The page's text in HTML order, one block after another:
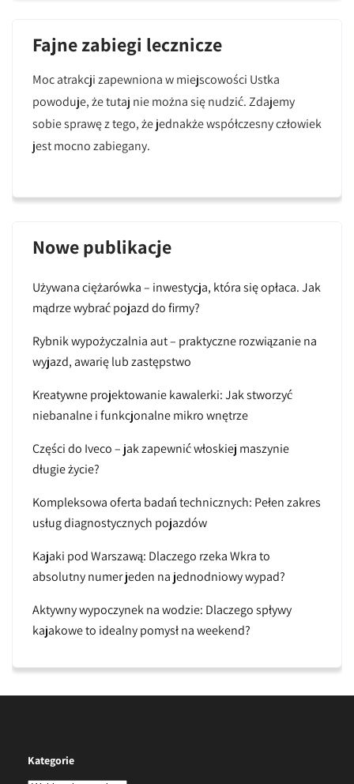
Fajne zabiegi lecznicze
Moc atrakcji zapewniona w miejscowości Ustka
powoduje, że tutaj nie można się nudzić. Zdajemy
sobie sprawę z tego, że jednakże współczesny człowiek
jest mocno zabiegany.
Nowe publikacje
Używana ciężarówka – inwestycja, która się opłaca. Jak
mądrze wybrać pojazd do firmy?
Rybnik wypożyczalnia aut – praktyczne rozwiązanie na
wyjazd, awarię lub zastępstwo
Kreatywne projektowanie kawalerki: Jak stworzyć
niebanalne i funkcjonalne mikro wnętrze
Części do Iveco – jak zapewnić włoskiej maszynie
długie życie?
Kompleksowa oferta badań technicznych: Pełen zakres
usług diagnostycznych pojazdów
Kajaki pod Warszawą: Dlaczego rzeka Wkra to
absolutny numer jeden na jednodniowy wypad?
Aktywny wypoczynek na wodzie: Dlaczego spływy
kajakowe to idealny pomysł na weekend?
Kategorie